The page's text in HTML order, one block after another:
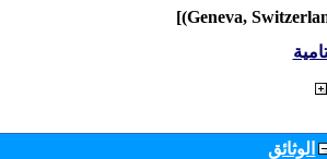
الوثائق